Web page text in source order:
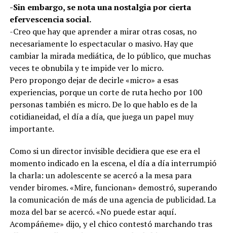
-Sin embargo, se nota una nostalgia por cierta
efervescencia social.
-Creo que hay que aprender a mirar otras cosas, no
necesariamente lo espectacular o masivo. Hay que
cambiar la mirada mediática, de lo público, que muchas
veces te obnubila y te impide ver lo micro.
Pero propongo dejar de decirle «micro» a esas
experiencias, porque un corte de ruta hecho por 100
personas también es micro. De lo que hablo es de la
cotidianeidad, el día a día, que juega un papel muy
importante.
Como si un director invisible decidiera que ese era el
momento indicado en la escena, el día a día interrumpió
la charla: un adolescente se acercó a la mesa para
vender biromes. «Mire, funcionan» demostró, superando
la comunicación de más de una agencia de publicidad. La
moza del bar se acercó. «No puede estar aquí.
Acompáñeme» dijo, y el chico contestó marchando tras